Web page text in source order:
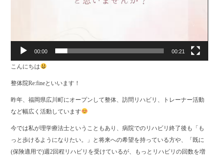
00:00 00:21
こんにちは
整体院Re:fineといいます！
昨年、福岡県広川町にオープンして整体、訪問リハビリ、トレーナー活動
など幅広く活動しています
今では私が理学療法士ということもあり、病院でのリハビリ終了後も「も
っと歩けるようになりたい。」と将来への希望を持っている方や、「既に
(保険適用で)週2回程リハビリを受けているが、もっとリハビリの回数を増